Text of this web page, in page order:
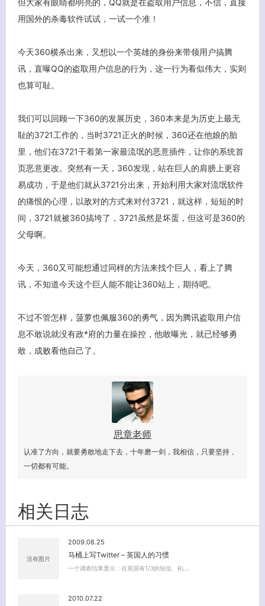
但大家有眼睛都明亮的，QQ就是在盗取用户信息，不信，直接
用国外的杀毒软件试试，一试一个准！
今天360横杀出来，又想以一个英雄的身份来带领用户搞腾
讯，直曝QQ的盗取用户信息的行为，这一行为看似伟大，实则
也算可耻。
我们可以回顾一下360的发展历史，360本来是为历史上最无
耻的3721工作的，当时3721正火的时候，360还在他娘的胎
里，他们在3721干着第一家最流氓的恶意插件，让你的系统首
页恶意更改。突然有一天，360发现，站在巨人的肩膀上更容
易成功，于是他们就从3721分出来，开始利用大家对流氓软件
的痛恨的心理，以敌对的方式来对付3721，就这样，短短的时
间，3721就被360搞垮了，3721虽然是坏蛋，但这可是360的
父母啊。
今天，360又可能想通过同样的方法来找个巨人，看上了腾
讯，不知道今天这个巨人能不能让360站上，期待吧。
不过不管怎样，菠萝也佩服360的勇气，因为腾讯盗取用户信
息不敢说就没有政*府的力量在操控，他敢曝光，就已经够勇
敢，成败看他自己了。
思章老师
认准了方向，就要勇敢地走下去，十年磨一剑，我相信，只要坚持，
一切都有可能。
相关日志
没有图片
2009.08.25
马桶上写Twitter – 英国人的习惯
一个调查结果显示：在英国有1/3的短信、BL…
2010.07.22
客服小美